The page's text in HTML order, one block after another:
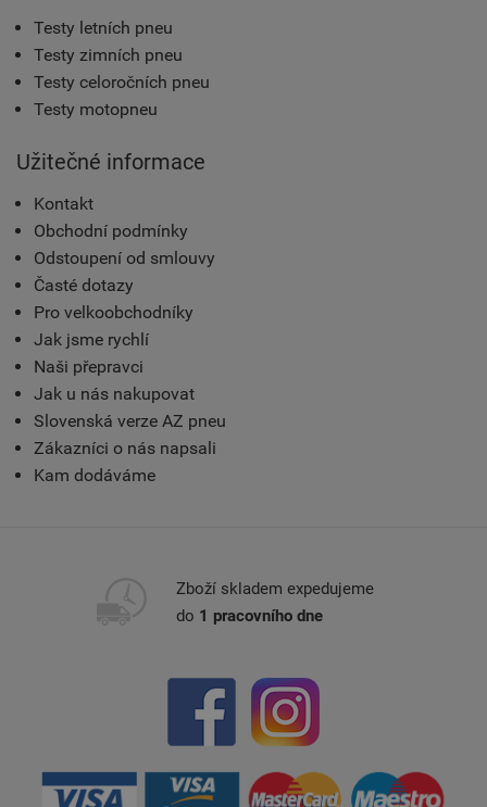
Testy letních pneu
Testy zimních pneu
Testy celoročních pneu
Testy motopneu
Užitečné informace
Kontakt
Obchodní podmínky
Odstoupení od smlouvy
Časté dotazy
Pro velkoobchodníky
Jak jsme rychlí
Naši přepravci
Jak u nás nakupovat
Slovenská verze AZ pneu
Zákazníci o nás napsali
Kam dodáváme
Zboží skladem expedujeme
do 1 pracovního dne